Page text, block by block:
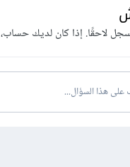
لاحقًا. إذا كان لديك حساب،
هذا السؤال...